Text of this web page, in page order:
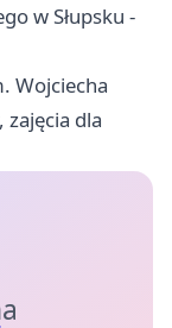
w Słupsku -
Wojciecha
zajęcia dla